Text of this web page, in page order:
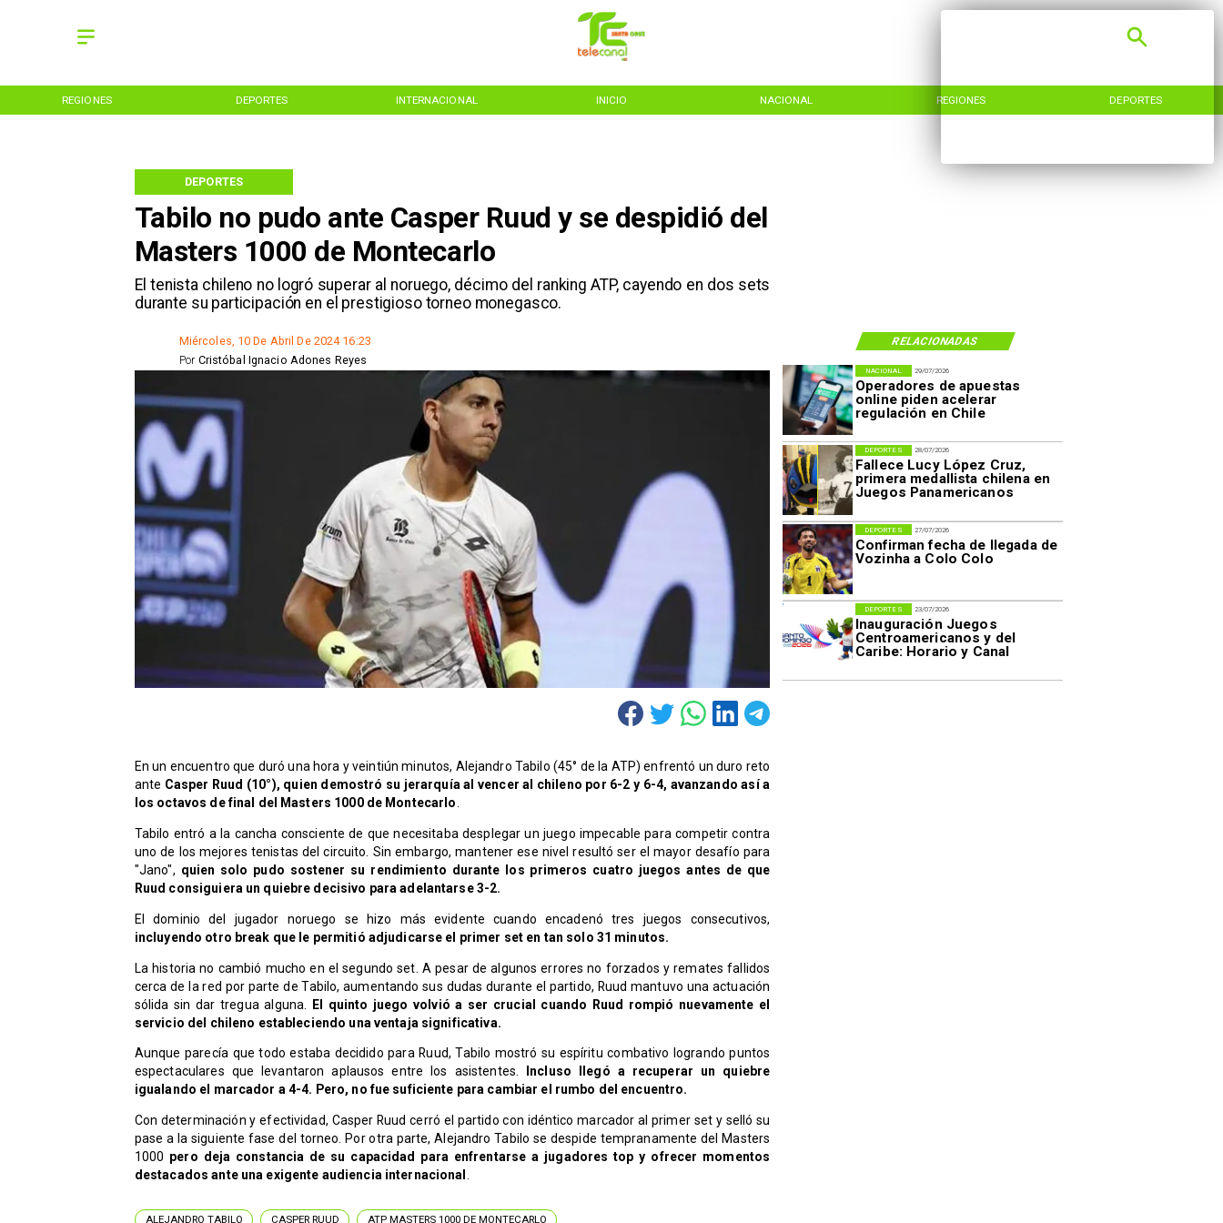
REGIONES DEPORTES INTERNACIONAL INICIO NACIONAL REGIONES DEPORTES
Tabilo no pudo ante Casper Ruud y se despidió del
Masters 1000 de Montecarlo
​El tenista chileno no logró superar al noruego, décimo del ranking ATP, cayendo en dos sets
durante su participación en el prestigioso torneo monegasco.
DEPORTES
RELACIONADAS
Miércoles, 10 De Abril De 2024 16:23
Cristóbal Ignacio Adones Reyes
Por
29/07/2026
Operadores de apuestas
online piden acelerar
regulación en Chile
NACIONAL
28/07/2026
Fallece Lucy López Cruz,
primera medallista chilena en
Juegos Panamericanos
DEPORTES
27/07/2026
Confirman fecha de llegada de
Vozinha a Colo Colo
DEPORTES
23/07/2026
Inauguración Juegos
Centroamericanos y del
Caribe: Horario y Canal
DEPORTES
En un encuentro que duró una hora y veintiún minutos, Alejandro Tabilo (45° de la ATP) enfrentó un duro reto
ante Casper Ruud (10°), quien demostró su jerarquía al vencer al chileno por 6-2 y 6-4, avanzando así a
los octavos de final del Masters 1000 de Montecarlo
Tabilo entró a la cancha consciente de que necesitaba desplegar un juego impecable para competir contra
uno de los mejores tenistas del circuito. Sin embargo, mantener ese nivel resultó ser el mayor desafío para
"Jano", quien solo pudo sostener su rendimiento durante los primeros cuatro juegos antes de que
Ruud consiguiera un quiebre decisivo para adelantarse 3-2.
El dominio del jugador noruego se hizo más evidente cuando encadenó tres juegos consecutivos,
incluyendo otro break que le permitió adjudicarse el primer set en tan solo 31 minutos.
La historia no cambió mucho en el segundo set. A pesar de algunos errores no forzados y remates fallidos
cerca de la red por parte de Tabilo, aumentando sus dudas durante el partido, Ruud mantuvo una actuación
sólida sin dar tregua alguna. El quinto juego volvió a ser crucial cuando Ruud rompió nuevamente el
servicio del chileno estableciendo una ventaja significativa.
Aunque parecía que todo estaba decidido para Ruud, Tabilo mostró su espíritu combativo logrando puntos
espectaculares que levantaron aplausos entre los asistentes. Incluso llegó a recuperar un quiebre
igualando el marcador a 4-4. Pero, no fue suficiente para cambiar el rumbo del encuentro.
Con determinación y efectividad, Casper Ruud cerró el partido con idéntico marcador al primer set y selló su
pase a la siguiente fase del torneo. Por otra parte, Alejandro Tabilo se despide tempranamente del Masters
1000 pero deja constancia de su capacidad para enfrentarse a jugadores top y ofrecer momentos
destacados ante una exigente audiencia internacional .
ALEJANDRO TABILO CASPER RUUD ATP MASTERS 1000 DE MONTECARLO